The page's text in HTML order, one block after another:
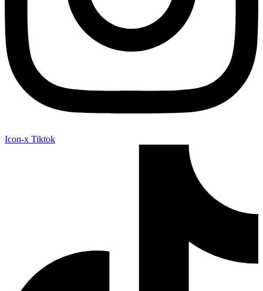
Icon-x Tiktok